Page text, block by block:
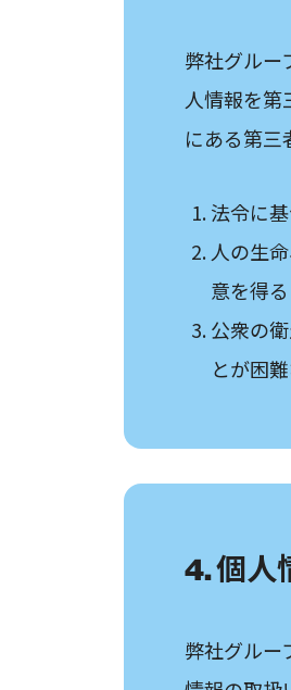
弊社グルー
人情報を第
にある第三
法令に
人の生
意を得
公衆の
とが困
4. 個人
弊社グルー